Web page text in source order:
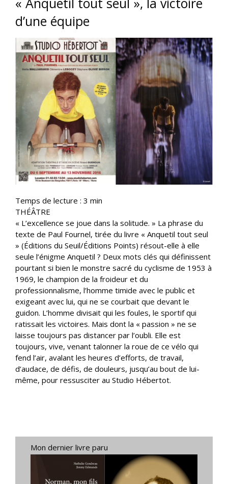
d’une équipe
Temps de lecture : 3 min
THÉÂTRE
« L’excellence se joue dans la solitude. » La phrase du
texte de Paul Fournel, tirée du livre « Anquetil tout seul
» (Éditions du Seuil/Éditions Points) résout-elle à elle
seule l’énigme Anquetil ? Deux mots clés qui définissent
pourtant si bien le monstre sacré du cyclisme de 1953 à
1969, le champion de la froideur et du
professionnalisme, l’homme timide avec le public et
exigeant avec lui, qui ne se courbait que devant le
guidon. L’homme divisait qui les foules, le sportif qui
ratissait les victoires. Mais dont la « passion » ne se
laisse toujours pas distancer par l’oubli. Elle est
toujours, vive, venant talonner la roue de ce vélo qui
fend l’air, avalant les heures d’efforts, de travail,
d’audace, de défis, de douleurs, jusqu’au bout de lui-
même, pour ressusciter au Studio Hébertot.
Mon dernier livre paru